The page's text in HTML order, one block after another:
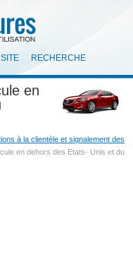
RECHERCHE
en
à la clientèle et signalement des
en dehors des Etats- Unis et du